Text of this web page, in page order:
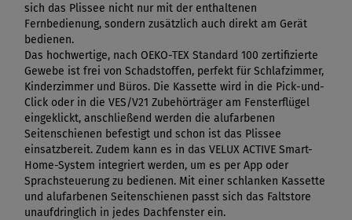
sich das Plissee nicht nur mit der enthaltenen
Fernbedienung, sondern zusätzlich auch direkt am Gerät
bedienen.
Das hochwertige, nach OEKO-TEX Standard 100 zertifizierte
Gewebe ist frei von Schadstoffen, perfekt für Schlafzimmer,
Kinderzimmer und Büros. Die Kassette wird in die Pick-und-
Click oder in die VES/V21 Zubehörträger am Fensterflügel
eingeklickt, anschließend werden die alufarbenen
Seitenschienen befestigt und schon ist das Plissee
einsatzbereit. Zudem kann es in das VELUX ACTIVE Smart-
Home-System integriert werden, um es per App oder
Sprachsteuerung zu bedienen. Mit einer schlanken Kassette
und alufarbenen Seitenschienen passt sich das Faltstore
unaufdringlich in jedes Dachfenster ein.